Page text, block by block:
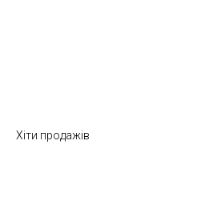
Хіти продажів